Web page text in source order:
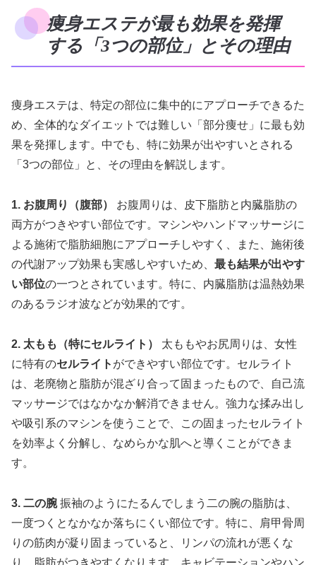
痩身エステが最も効果を発揮
する「3つの部位」とその理由
痩身エステは、特定の部位に集中的にアプローチできるた
め、全体的なダイエットでは難しい「部分痩せ」に最も効
果を発揮します。中でも、特に効果が出やすいとされる
「3つの部位」と、その理由を解説します。
1. お腹周り（腹部）
お腹周りは、皮下脂肪と内臓脂肪の
両方がつきやすい部位です。マシンやハンドマッサージに
よる施術で脂肪細胞にアプローチしやすく、また、施術後
の代謝アップ効果も実感しやすいため、 最も結果が出やす
い部位の一つとされています。特に、内臓脂肪は温熱効果
のあるラジオ波などが効果的です。
2. 太もも（特にセルライト）
太ももやお尻周りは、女性
に特有のセルライト ができやすい部位です。セルライト
は、老廃物と脂肪が混ざり合って固まったもので、自己流
マッサージではなかなか解消できません。強力な揉み出し
や吸引系のマシンを使うことで、この固まったセルライト
を効率よく分解し、なめらかな肌へと導くことができま
す。
3. 二の腕振袖のようにたるんでしまう二の腕の脂肪は、
一度つくとなかなか落ちにくい部位です。特に、肩甲骨周
りの筋肉が凝り固まっていると、リンパの流れが悪くな
り、脂肪がつきやすくなります。キャビテーションやハン